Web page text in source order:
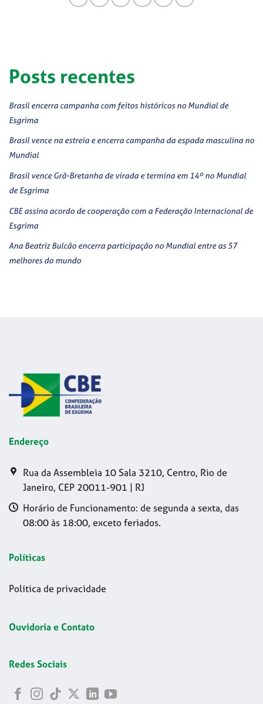
Posts recentes
Brasil encerra campanha com feitos históricos no Mundial de
Esgrima
Brasil vence na estreia e encerra campanha da espada masculina no
Mundial
Brasil vence Grã-Bretanha de virada e termina em 14º no Mundial
de Esgrima
CBE assina acordo de cooperação com a Federação Internacional de
Esgrima
Ana Beatriz Bulcão encerra participação no Mundial entre as 57
melhores do mundo
Endereço
Rua da Assembleia 10 Sala 3210, Centro, Rio de
Janeiro, CEP 20011-901 | RJ
Horário de Funcionamento: de segunda a sexta, das
08:00 às 18:00, exceto feriados.
Políticas
Política de privacidade
Ouvidoria e Contato
Redes Sociais